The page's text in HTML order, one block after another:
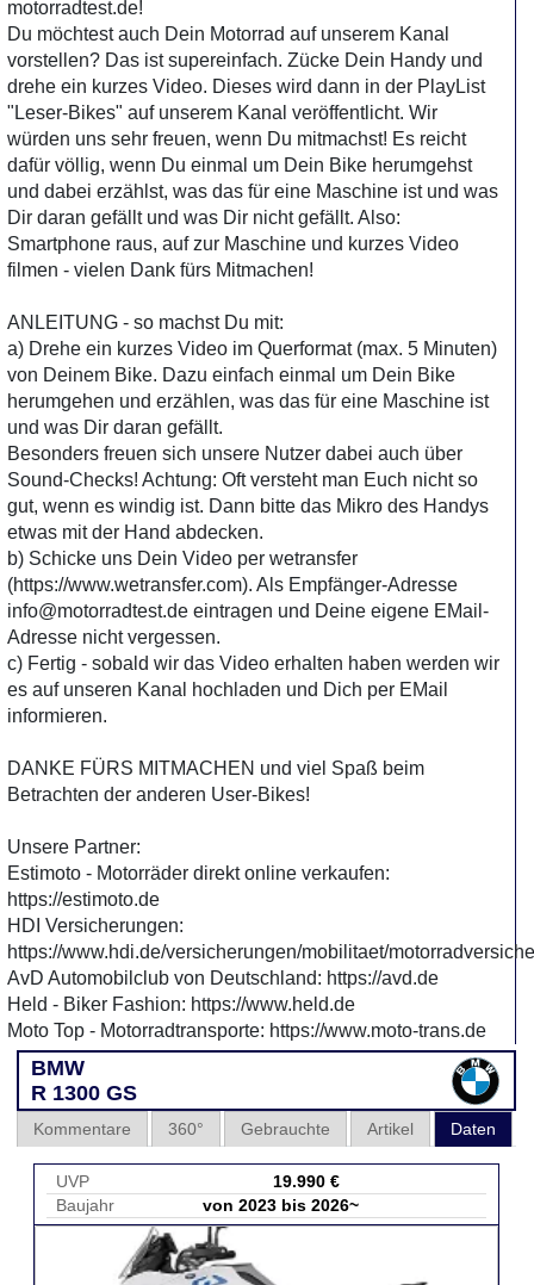
motorradtest.de!
Du möchtest auch Dein Motorrad auf unserem Kanal
vorstellen? Das ist supereinfach. Zücke Dein Handy und
drehe ein kurzes Video. Dieses wird dann in der PlayList
"Leser-Bikes" auf unserem Kanal veröffentlicht. Wir
würden uns sehr freuen, wenn Du mitmachst! Es reicht
dafür völlig, wenn Du einmal um Dein Bike herumgehst
und dabei erzählst, was das für eine Maschine ist und was
Dir daran gefällt und was Dir nicht gefällt. Also:
Smartphone raus, auf zur Maschine und kurzes Video
filmen - vielen Dank fürs Mitmachen!
ANLEITUNG - so machst Du mit:
a) Drehe ein kurzes Video im Querformat (max. 5 Minuten)
von Deinem Bike. Dazu einfach einmal um Dein Bike
herumgehen und erzählen, was das für eine Maschine ist
und was Dir daran gefällt.
Besonders freuen sich unsere Nutzer dabei auch über
Sound-Checks! Achtung: Oft versteht man Euch nicht so
gut, wenn es windig ist. Dann bitte das Mikro des Handys
etwas mit der Hand abdecken.
b) Schicke uns Dein Video per wetransfer
(https://www.wetransfer.com). Als Empfänger-Adresse
info@motorradtest.de eintragen und Deine eigene EMail-
Adresse nicht vergessen.
c) Fertig - sobald wir das Video erhalten haben werden wir
es auf unseren Kanal hochladen und Dich per EMail
informieren.
DANKE FÜRS MITMACHEN und viel Spaß beim
Betrachten der anderen User-Bikes!
Unsere Partner:
Estimoto - Motorräder direkt online verkaufen:
https://estimoto.de
HDI Versicherungen:
https://www.hdi.de/versicherungen/mobilitaet/
AvD Automobilclub von Deutschland: https://avd.de
Held - Biker Fashion: https://www.held.de
Moto Top - Motorradtransporte: https://www.moto-trans.de
BMW
R 1300 GS
Daten
Artikel
Gebrauchte
360°
Kommentare
UVP
19.990 €
Baujahr
von 2023 bis 2026~